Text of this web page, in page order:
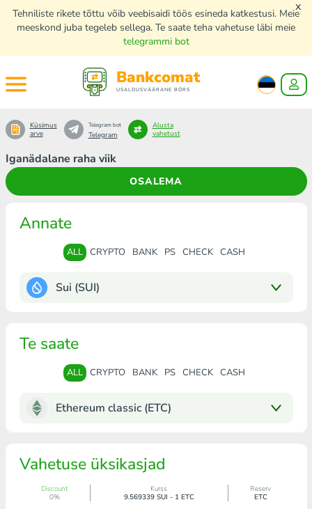
Tehniliste rikete tõttu võib veebisaidi töös esineda katkestusi. Meie
meeskond juba tegeleb sellega. Te saate teha vahetuse läbi meie
telegrammi bot
x
Bankcomat
USALDUSVÄÄRANE BÖRS
Iganädalane raha viik
OSALEMA
Küsimus
arve
Telegram bot
Telegram
Alusta
vahetust
Annate
ALL CRYPTO BANK PS CHECK CASH
Sui (SUI)
Te saate
ALL CRYPTO BANK PS CHECK CASH
Ethereum classic (ETC)
Vahetuse üksikasjad
Discount
0%
Kurss
9.569339 SUI - 1 ETC
Reserv
ETC